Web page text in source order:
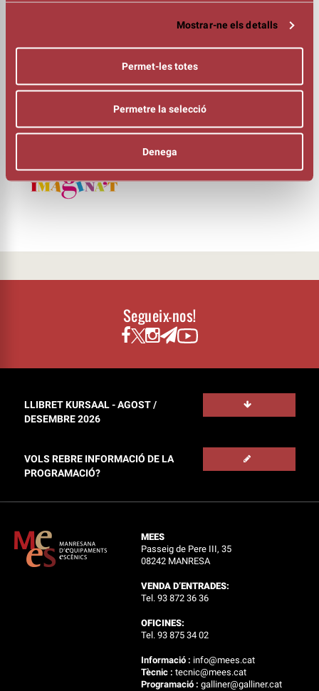
Mostrar-ne els detalls
Permet-les totes
Permetre la selecció
Denega
FOTOGRAFIA
Neus Umbert
Esther Westermeyer
COMPOSICIÓ I DIRECCIÓ MUSICAL
DIRECCIÓ
Clàudia Moreso
Segueix-nos!
LLIBRET KURSAAL - AGOST /
DESEMBRE 2026
VOLS REBRE INFORMACIÓ DE LA
PROGRAMACIÓ?
MEES
Passeig de Pere III, 35
08242 MANRESA
VENDA D’ENTRADES:
Tel. 93 872 36 36
OFICINES:
Tel. 93 875 34 02
Informació : info@mees.cat
Tècnic :tecnic@mees.cat
Programació :galliner@galliner.cat